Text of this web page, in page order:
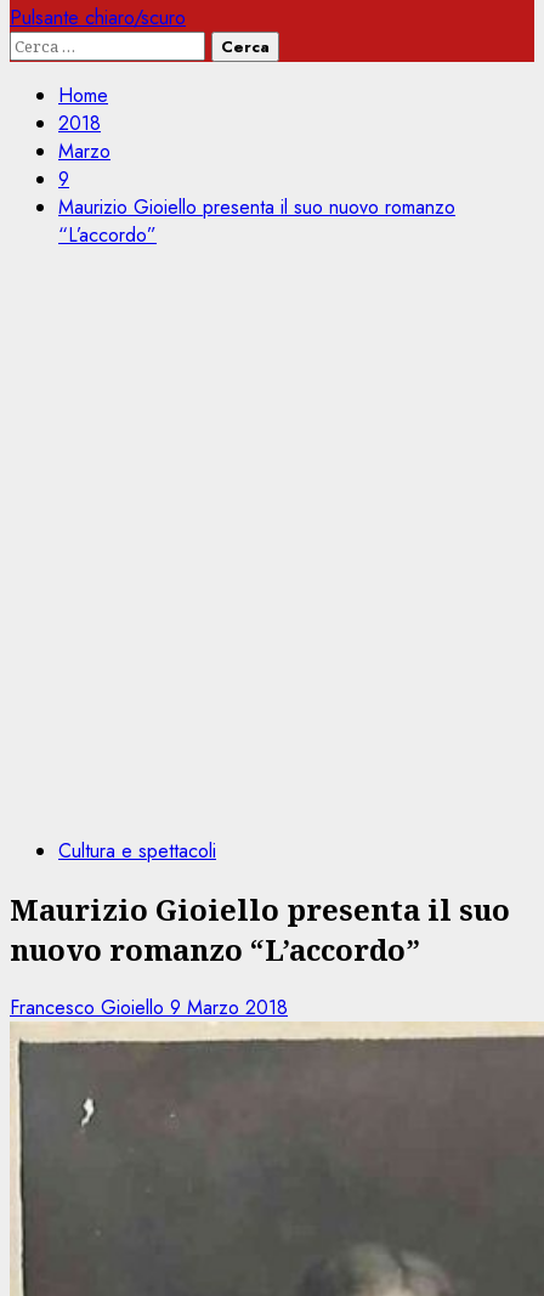
Pulsante chiaro/scuro
Ricerca
Home
2018
Marzo
9
Maurizio Gioiello presenta il suo nuovo romanzo
“L’accordo”
Cultura e spettacoli
Maurizio Gioiello presenta il suo
nuovo romanzo “L’accordo”
Francesco Gioiello 9 Marzo 2018